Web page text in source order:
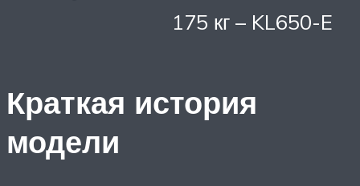
175 кг – KL650-E
Краткая история
модели